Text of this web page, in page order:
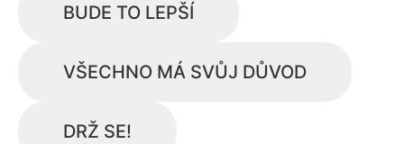
BUDE TO LEPŠÍ
VŠECHNO MÁ SVŮJ DŮVOD
DRŽ SE!